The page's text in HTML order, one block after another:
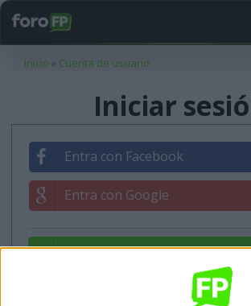
Usted está aquí
Inicio » Cuenta de usuario
Iniciar
Entra con Facebook
Entra con Google
Entrar con tu correo